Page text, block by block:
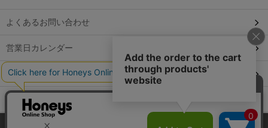
よくあるお問い合わせ
営業日カレンダー
店舗検索
GLOBAL GUIDE（海外からご利用のお客様）
当サイトでは、サイトの利便性向上のため、クッキー(Cookie)を使